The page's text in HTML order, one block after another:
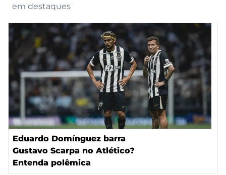
em destaques
Eduardo Domínguez barra
Gustavo Scarpa no Atlético?
Entenda polêmica